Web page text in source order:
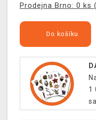
Prodejna Brno: 0 ks
Do košíku
1